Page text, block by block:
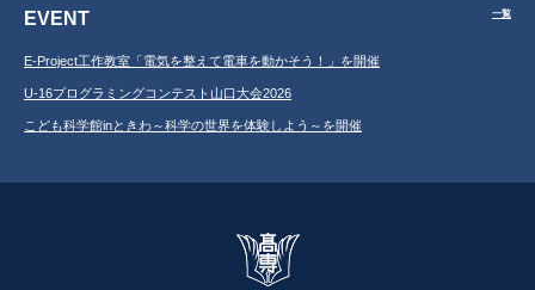
EVENT 一覧
E-Project工作教室「電気を整えて電車を動かそう！」を開催
U-16プログラミングコンテスト山口大会2026
こども科学館inときわ～科学の世界を体験しよう～を開催